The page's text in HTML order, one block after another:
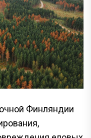
Финляндии